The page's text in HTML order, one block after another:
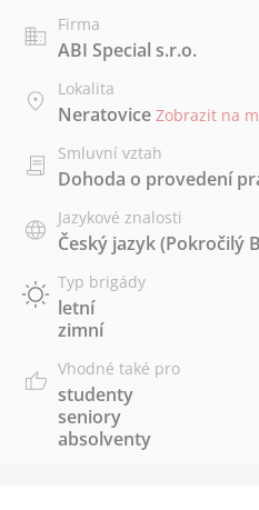
Firma
ABI Special s.r.o.
Lokalita
Neratovice Zobrazit na
Smluvní vztah
Dohoda o provedení
Jazykové znalosti
Český jazyk(Pokročilý
Typ brigády
letní
zimní
Vhodné také pro
studenty
seniory
absolventy